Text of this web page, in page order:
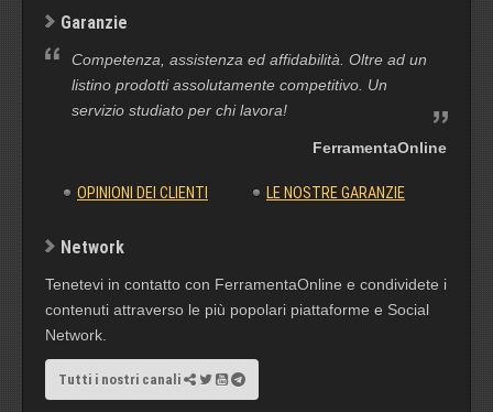
Garanzie
Competenza, assistenza ed affidabilità. Oltre ad un
listino prodotti assolutamente competitivo. Un
servizio studiato per chi lavora!
FerramentaOnline
OPINIONI DEI CLIENTI LE NOSTRE GARANZIE
Network
Tenetevi in contatto con FerramentaOnline e condividete i
contenuti attraverso le più popolari piattaforme e Social
Network.
Tutti i nostri canali